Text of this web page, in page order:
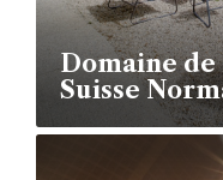
Domaine de
Suisse